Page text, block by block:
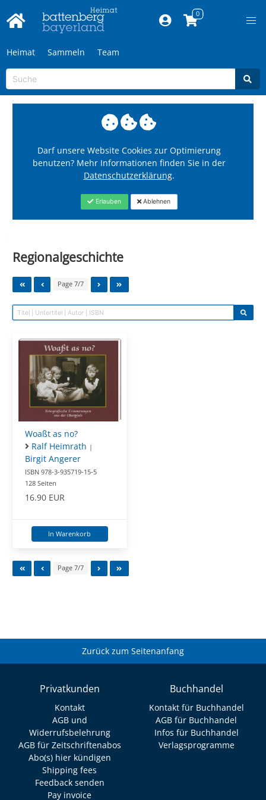
Heimat Sammeln Team
Darf unsere Website Cookies zur Optimierung
benutzen? Mehr Informationen finden Sie in der
Datenschutzerklärung.
Erlauben Ablehnen
Regionalgeschichte
Page 7/7
Woaßt as no?
Ralf Heimrath |
Birgit Angerer
ISBN 978-3-935719-15-5
128 Seiten
16.90 EUR
In Warenkorb
Page 7/7
Zurück zum Seitenanfang
Privatkunden
Kontakt
AGB und
Widerrufsbelehrung
AGB für Zeitschriftenabos
Abo(s) hier kündigen
Shipping fees
Feedback senden
Pay invoice
Buchhandel
Kontakt für Buchhandel
AGB für Buchhandel
Infos für Buchhandel
Verlagsprogramme